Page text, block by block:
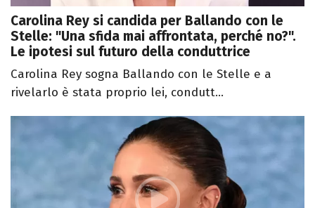
Carolina Rey si candida per Ballando con le
Stelle: "Una sfida mai affrontata, perché no?".
Le ipotesi sul futuro della conduttrice
Carolina Rey sogna Ballando con le Stelle e a
rivelarlo è stata proprio lei, condutt...